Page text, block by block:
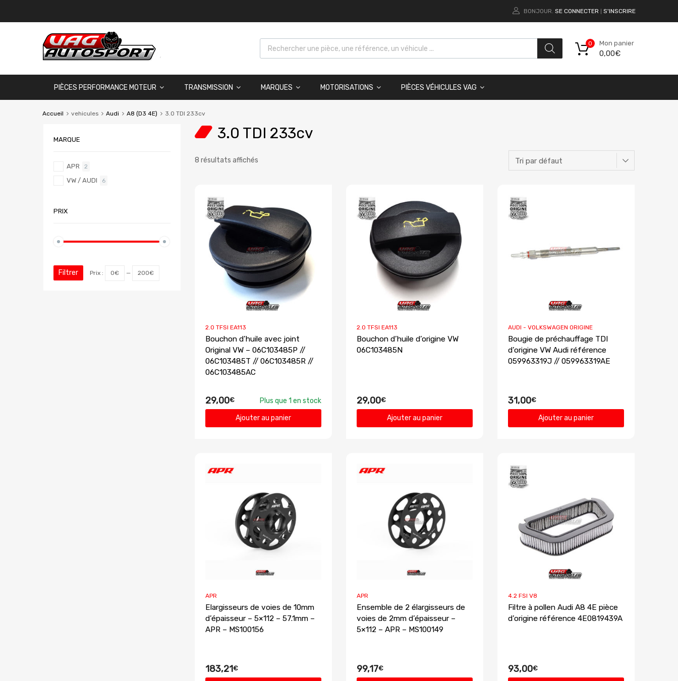
BONJOUR. SE CONNECTER S'INSCRIRE
Mon panier
0,00€
0
PIÈCES PERFORMANCE MOTEUR TRANSMISSION MARQUES MOTORISATIONS PIÈCES VÉHICULES VAG
Accueil vehicules Audi A8 (D3 4E) 3.0 TDI 233cv
3.0 TDI 233cv
8 résultats affichés
2.0 TFSI EA113
Bouchon d’huile avec joint
Original VW – 06C103485P //
06C103485T // 06C103485R //
06C103485AC
29,00€
Plus que 1 en stock
Ajouter au panier
2.0 TFSI EA113
Bouchon d’huile d’origine VW
06C103485N
29,00€
Ajouter au panier
AUDI - VOLKSWAGEN ORIGINE
Bougie de préchauffage TDI
d’origine VW Audi référence
059963319J // 059963319AE
31,00€
Ajouter au panier
APR
Elargisseurs de voies de 10mm
d’épaisseur – 5×112 – 57.1mm –
APR – MS100156
183,21€
APR
Ensemble de 2 élargisseurs de
voies de 2mm d’épaisseur –
5×112 – APR – MS100149
99,17€
4.2 FSI V8
Filtre à pollen Audi A8 4E pièce
d’origine référence 4E0819439A
93,00€
MARQUE
APR 2
VW / AUDI 6
PRIX
Filtrer Prix : 0€ — 200€